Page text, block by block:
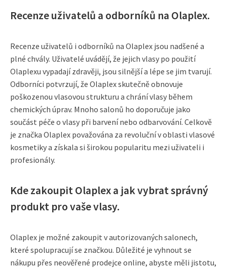
Recenze uživatelů a odborníků na Olaplex.
Recenze uživatelů i odborníků na Olaplex jsou nadšené a
plné chvály. Uživatelé uvádějí, že jejich vlasy po použití
Olaplexu vypadají zdravěji, jsou silnější a lépe se jim tvarují.
Odborníci potvrzují, že Olaplex skutečně obnovuje
poškozenou vlasovou strukturu a chrání vlasy během
chemických úprav. Mnoho salonů ho doporučuje jako
součást péče o vlasy při barvení nebo odbarvování. Celkově
je značka Olaplex považována za revoluční v oblasti vlasové
kosmetiky a získala si širokou popularitu mezi uživateli i
profesionály.
Kde zakoupit Olaplex a jak vybrat správný
produkt pro vaše vlasy.
Olaplex je možné zakoupit v autorizovaných salonech,
které spolupracují se značkou. Důležité je vyhnout se
nákupu přes neověřené prodejce online, abyste měli jistotu,